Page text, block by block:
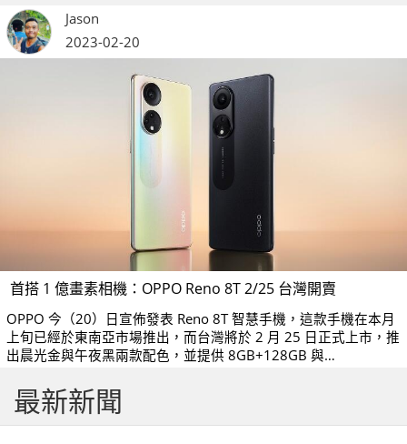
Jason
2023-02-20
首搭 1 億畫素相機：OPPO Reno 8T 2/25 台灣開賣
OPPO 今（20）日宣佈發表 Reno 8T 智慧手機，這款手機在本月
上旬已經於東南亞市場推出，而台灣將於 2 月 25 日正式上市，推
出晨光金與午夜黑兩款配色，並提供 8GB+128GB 與
元。
最新新聞